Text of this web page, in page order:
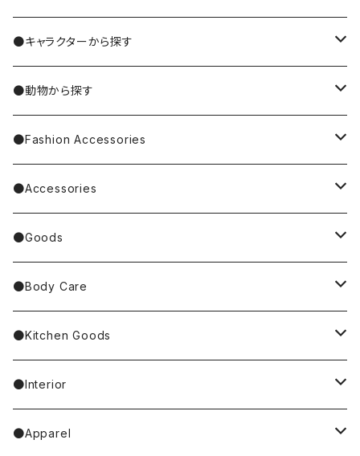
MIYUKI MATSUO/松尾ミユキ
Nathalie Lete
Miyagi Chika/みやぎちか
BAREFOOT
Richard Scarry/リチャード・スキャリー
Palnart Poc
4F Palnart Poc（cat）
Hannah Turner
Casselini/HEY! Mrs ROSE
Goma
●キャラクターから探す
Krtek／もぐらのクルテク
PUPPET SUNSUN／パペットスンスン
Garfield
BETTY BOOP
PINGU
ノンタン
●動物から探す
cat／猫
dog／犬
rabbit／うさぎ
●Fashion Accessories
Bag
Tote Bag
Other Bag
Pouch
Handkerchief／Towel／TENUGUI
Socks
Stole／Muffler
Glove／Arm cover
●Accessories
earrings／ピアス
clip on earrings／イヤリング
ear cuff／イヤーカフ
necklace／ネックレス
ring／リング
●Goods
Mirror
ornaments／accessory case
toys／stuffed toy
stationery
●Body Care
hand soap
hand cream
bar soap
●Kitchen Goods
tableware
placemat
●Interior
room shoes
●Apparel